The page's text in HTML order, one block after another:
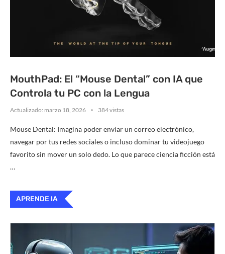
MouthPad: El “Mouse Dental” con IA que
Controla tu PC con la Lengua
Actualizado: marzo 18, 2026 384 vistas
Mouse Dental: Imagina poder enviar un correo electrónico,
navegar por tus redes sociales o incluso dominar tu videojuego
favorito sin mover un solo dedo. Lo que parece ciencia ficción está
…
APRENDE IA